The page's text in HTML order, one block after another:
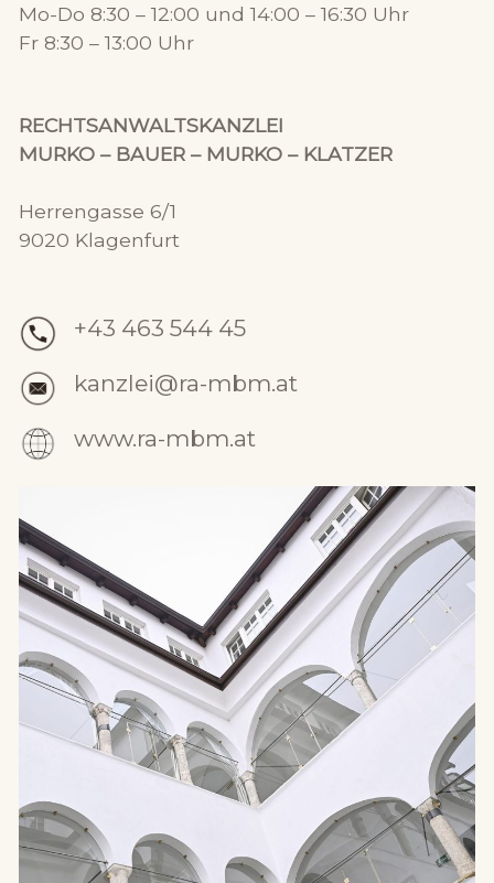
Mo-Do 8:30 – 12:00 und 14:00 – 16:30 Uhr
Fr 8:30 – 13:00 Uhr
RECHTSANWALTSKANZLEI
MURKO – BAUER – MURKO – KLATZER
Herrengasse 6/1
9020 Klagenfurt
+43 463 544 45
kanzlei@ra-mbm.at
www.ra-mbm.at